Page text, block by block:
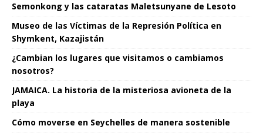
Semonkong y las cataratas Maletsunyane de Lesoto
Museo de las Víctimas de la Represión Política en
Shymkent, Kazajistán
¿Cambian los lugares que visitamos o cambiamos
nosotros?
JAMAICA. La historia de la misteriosa avioneta de la
playa
Cómo moverse en Seychelles de manera sostenible